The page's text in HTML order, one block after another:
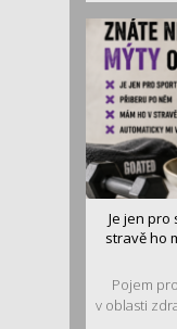
Je jen
stravě ho
Pojem
v oblasti